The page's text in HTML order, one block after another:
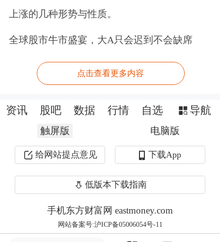
阳光保险 旗下阳光资产发起设立、阳光
恒益作为基金管理人，拟发起设立的总
规模200亿元的阳光和远基金，将重点
配置沪深300指数成分股、恒生港股通
指数成分股及相关ETF。
港股高股息资产受青睐
今年险资在港股市场投资，主要集中于
高股息标的，特别是H股在险资增持中
象与H股“性价比”优势突出有关。今年
上涨的几种形势与性质。
全球股市牛市盛宴，大A只会迟到不会缺席
点击查看更多内容
资讯 股吧 数据 行情 自选 导航
触屏版 电脑版
给网站提点意见 下载App
低版本下载指南
手机东方财富网 eastmoney.com
网站备案号:沪ICP备05006054号-11